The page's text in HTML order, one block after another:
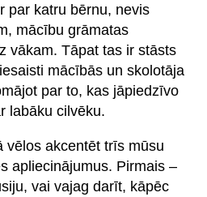
par katru bērnu, nevis
mācību grāmatas
vākam. Tāpat tas ir stāsts
mācībās un skolotāja
par to, kas jāpiedzīvo
labāku cilvēku.
vēlos akcentēt trīs mūsu
apliecinājumus. Pirmais –
vai vajag darīt, kāpēc